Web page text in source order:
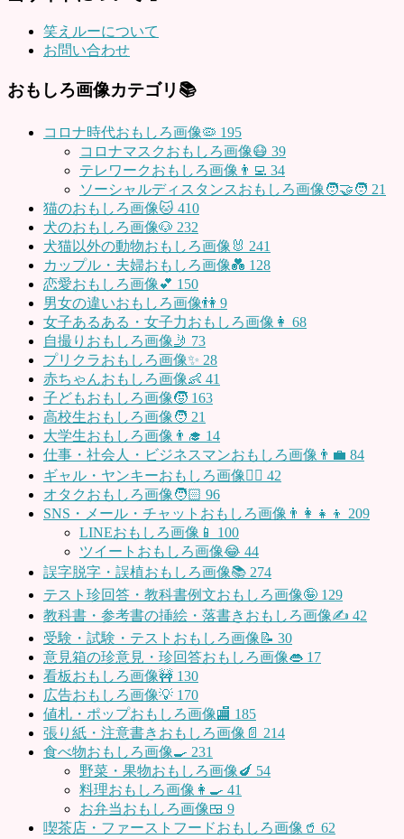
笑えルーについて
お問い合わせ
おもしろ画像カテゴリ📚
コロナ時代おもしろ画像🦠 195
コロナマスクおもしろ画像😷 39
テレワークおもしろ画像👨‍💻 34
ソーシャルディスタンスおもしろ画像🧑‍🤝‍🧑 21
猫のおもしろ画像🐱 410
犬のおもしろ画像🐶 232
犬猫以外の動物おもしろ画像🐰 241
カップル・夫婦おもしろ画像💑 128
恋愛おもしろ画像💕 150
男女の違いおもしろ画像👫 9
女子あるある・女子力おもしろ画像👩 68
自撮りおもしろ画像🤳 73
プリクラおもしろ画像✨ 28
赤ちゃんおもしろ画像👶 41
子どもおもしろ画像🧒 163
高校生おもしろ画像🧑 21
大学生おもしろ画像👨‍🎓 14
仕事・社会人・ビジネスマンおもしろ画像👨‍💼 84
ギャル・ヤンキーおもしろ画像👱‍♀️ 42
オタクおもしろ画像🧑🏻 96
SNS・メール・チャットおもしろ画像👨‍👩‍👧‍👦 209
LINEおもしろ画像📱 100
ツイートおもしろ画像😂 44
誤字脱字・誤植おもしろ画像📚 274
テスト珍回答・教科書例文おもしろ画像🤪 129
教科書・参考書の挿絵・落書きおもしろ画像✍️ 42
受験・試験・テストおもしろ画像📝 30
意見箱の珍意見・珍回答おもしろ画像👄 17
看板おもしろ画像🚧 130
広告おもしろ画像💡 170
値札・ポップおもしろ画像🏬 185
張り紙・注意書きおもしろ画像📄 214
食べ物おもしろ画像🍳 231
野菜・果物おもしろ画像🍆 54
料理おもしろ画像👩‍🍳 41
お弁当おもしろ画像🍱 9
喫茶店・ファーストフードおもしろ画像🥤 62